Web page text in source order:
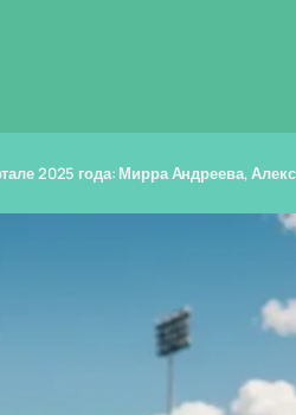
2025 года: Мирра Андреева,